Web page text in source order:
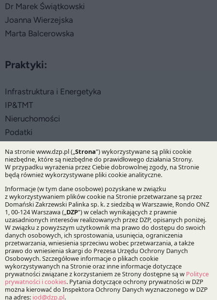
Dr Marek Świątkowski
Joanna Wierzejska
Marta Balcerowska
Praktyki:
Infrastruktura i Energetyka
IP&TMT
Nieruchomości
Podatki
Specjalizacje:
Pomoc publiczna i fundusze unijne
Ochrona konkurencji i konsumentów
Technologie, media, telekomunikacja
Nieruchomości
Prawo podatkowe
Fuzje, przejęcia i restrukturyzacje